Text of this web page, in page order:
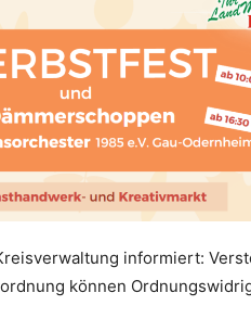
informiert:
können